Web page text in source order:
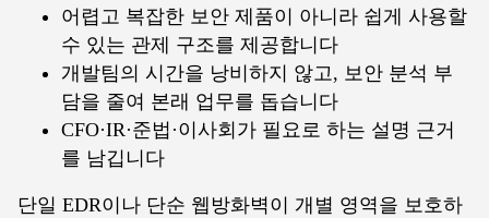
어렵고 복잡한 보안 제품이 아니라 쉽게 사용할
수 있는 관제 구조를 제공합니다
개발팀의 시간을 낭비하지 않고, 보안 분석 부
담을 줄여 본래 업무를 돕습니다
CFO·IR·준법·이사회가 필요로 하는 설명 근거
를 남깁니다
단일 EDR이나 단순 웹방화벽이 개별 영역을 보호하